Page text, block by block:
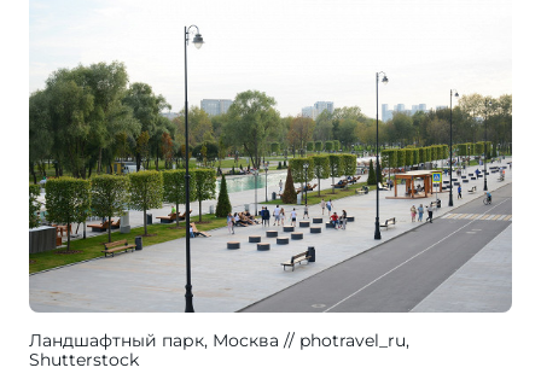
Ландшафтный парк, Москва
photravel_ru,
Shutterstock